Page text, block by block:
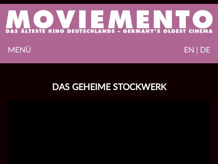
EN | DE
MENÜ
DAS GEHEIME STOCKWERK